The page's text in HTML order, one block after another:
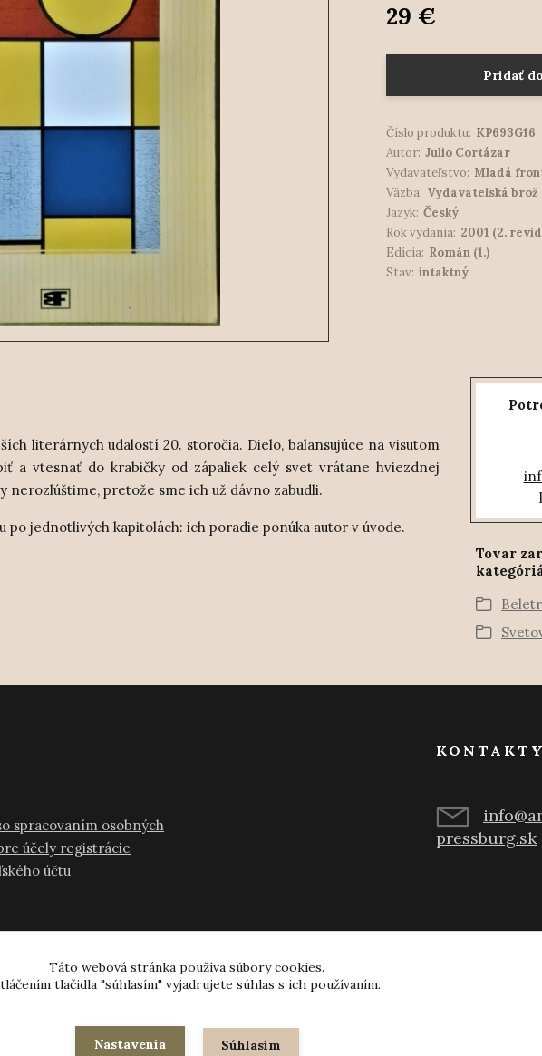
29 €
Pridať
Číslo produktu: KP693G16
Autor: Julio Cortázar
Vydavateľstvo: Mladá
Väzba: Vydavateľská
Jazyk: Český
Rok vydania: 2001 (2.
Edícia: Román (1.)
Stav: intaktný
literárnych udalostí 20. storočia. Dielo, balansujúce na visutom
a vtesnať do krabičky od zápaliek celý svet vrátane hviezdnej
pretože sme ich už dávno zabudli.
jednotlivých kapitolách: ich poradie ponúka autor v úvode.
Tovar
spracovaním osobných
účely registrácie
účtu
KONTAKTY
pressburg.sk
© 2024-2026 všetky práva vyhradené
Táto webová stránka používa súbory cookies.
tlačidla "súhlasím" vyjadrujete súhlas s ich používaním.
Nastavenia Súhlasím